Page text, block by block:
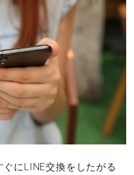
にLINE交換をしたがる